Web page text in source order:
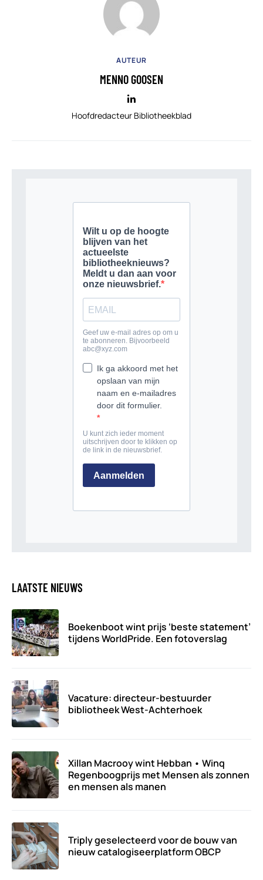
AUTEUR
MENNO GOOSEN
Hoofdredacteur Bibliotheekblad
LAATSTE NIEUWS
Boekenboot wint prijs ‘beste statement’
tijdens WorldPride. Een fotoverslag
Vacature: directeur-bestuurder
bibliotheek West-Achterhoek
Xillan Macrooy wint Hebban • Winq
Regenboogprijs met Mensen als zonnen
en mensen als manen
Triply geselecteerd voor de bouw van
nieuw catalogiseerplatform OBCP